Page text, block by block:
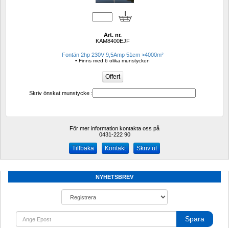
Art. nr.
KAM8400EJF
Fontän 2hp 230V 9,5Amp 51cm >4000m²
• Finns med 6 olika munstycken
Skriv önskat munstycke :
För mer information kontakta oss på
0431-222 90
Kontakt Skriv ut
NYHETSBREV
Spara